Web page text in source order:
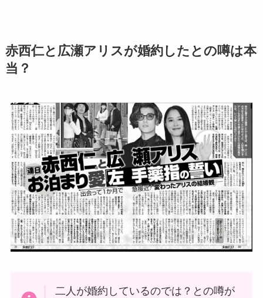
赤西仁と広瀬アリスが婚約したとの噂は本
当？
二人が婚約しているのでは？との噂が